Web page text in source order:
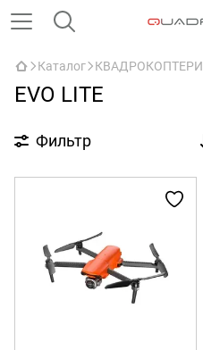
Каталог КВАДРОКОПТЕРИ
EVO LITE
Фильтр